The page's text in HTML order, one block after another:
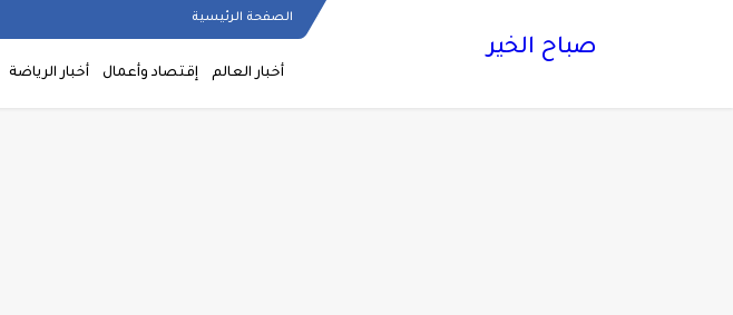
الصفحة الرئيسية
صباح الخير
أخبار العالم إقتصاد وأعمال أخبار الرياضة